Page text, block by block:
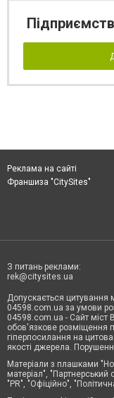
Реклама на сайті
Франшиза "CitySites"
З питань реклами:
rek@citysites.ua
Допускається цитування
04598.com.ua за умови
04598.com.ua - Сайт міст
обов'язкове розміщення
гіперпосилання на
якості джерела.
Матеріали з плашками
матеріал", "Партнерський
"PR", "Офіційно",